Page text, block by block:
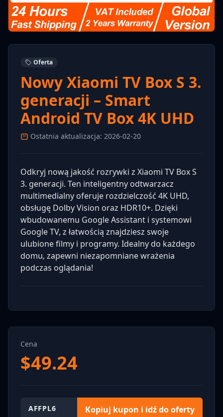
Oferta
Nowy Xiaomi TV Box S 3.
generacji – Smart
Android TV Box 4K UHD
Ostatnia aktualizacja: 2026-02-20
Odkryj nową jakość rozrywki z Xiaomi TV Box S
3. generacji. Ten inteligentny odtwarzacz
multimedialny oferuje rozdzielczość 4K UHD,
obsługę Dolby Vision oraz HDR10+. Dzięki
wbudowanemu Google Assistant i systemowi
Google TV, z łatwością znajdziesz swoje
ulubione filmy i programy. Idealny do każdego
domu, zapewni niezapomniane wrażenia
podczas oglądania!
Cena
$49.24
AFFPL6 Kopiuj kupon i idź do oferty